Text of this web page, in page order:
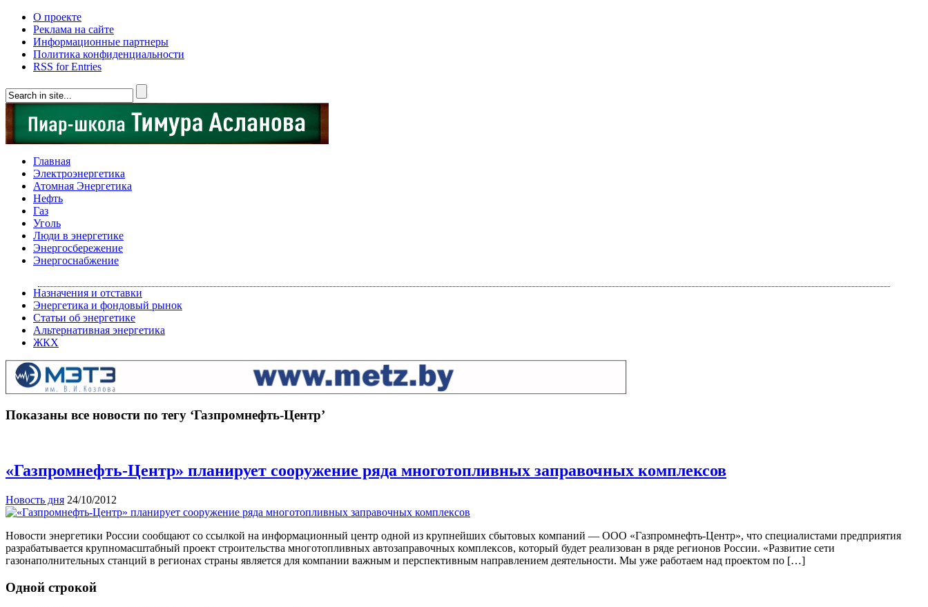
О проекте
Реклама на сайте
Информационные партнеры
Политика конфиденциальности
RSS for Entries
Главная
Электроэнергетика
Атомная Энергетика
Нефть
Газ
Уголь
Люди в энергетике
Энергосбережение
Энергоснабжение
Назначения и отставки
Энергетика и фондовый рынок
Статьи об энергетике
Альтернативная энергетика
ЖКХ
Показаны все новости по тегу ‘Газпромнефть-Центр’
«Газпромнефть-Центр» планирует сооружение ряда многотопливных заправочных комплексов
Новость дня 24/10/2012
Новости энергетики России сообщают со ссылкой на информационный центр одной из крупнейших сбытовых компаний — ООО «Газпромнефть-Центр», что специалистами предприятия
разрабатывается крупномасштабный проект строительства многотопливных автозаправочных комплексов, который будет реализован в ряде регионов России. «Развитие сети
газонаполнительных станций в регионах страны является для компании важным и перспективным направлением деятельности. Мы уже работаем над проектом по […]
Одной строкой